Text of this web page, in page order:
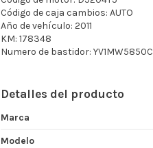
Código de caja cambios: AUTO
Año de vehículo: 2011
KM: 178348
Numero de bastidor:
Detalles del producto
Marca
Modelo